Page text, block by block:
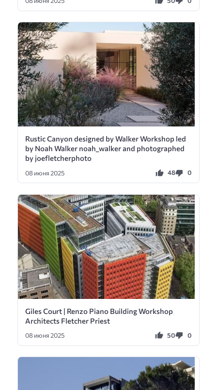
Rustic Canyon designed by Walker Workshop led
by Noah Walker noah_walker and photographed
by joefletcherphoto
08 июня 2025 48 0
Giles Court | Renzo Piano Building Workshop
Architects Fletcher Priest
08 июня 2025 50 0